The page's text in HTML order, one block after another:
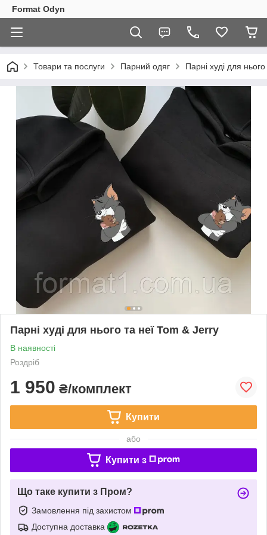
Format Odyn
Товари та послуги Парний одяг Парні худі для
Парні худі для нього та неї Tom & Jerry
В наявності
Роздріб
1 950 ₴/комплект
Купити
або
Купити з
Що таке купити з Пром?
Замовлення під захистом
Доступна доставка